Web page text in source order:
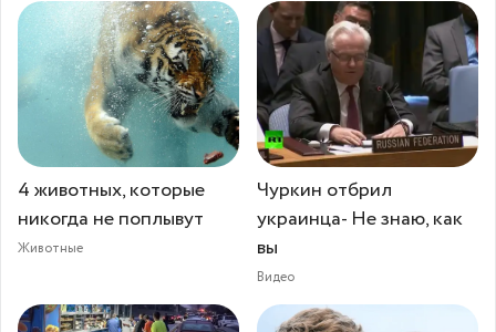
4 животных, которые
никогда не поплывут
Животные
Чуркин отбрил
украинца- Не знаю, как
вы
Видео